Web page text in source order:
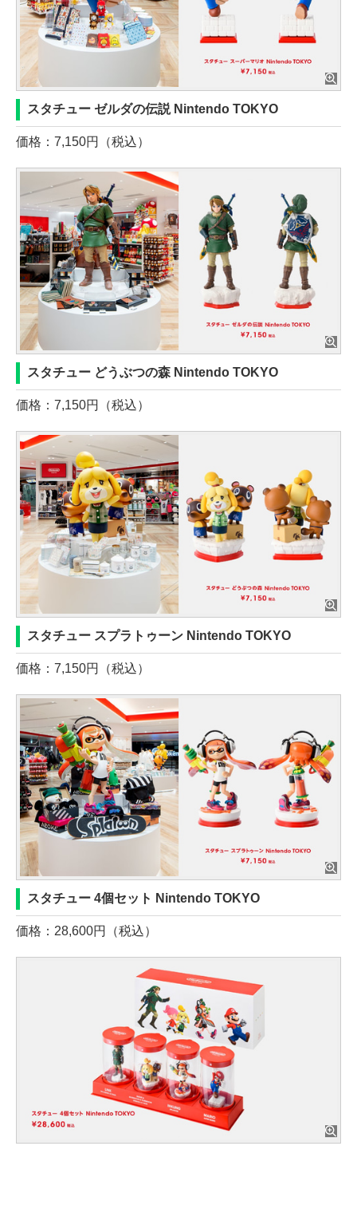
スタチュー ゼルダの伝説 Nintendo TOKYO
価格：7,150円（税込）
スタチュー どうぶつの森 Nintendo TOKYO
価格：7,150円（税込）
スタチュー スプラトゥーン Nintendo TOKYO
価格：7,150円（税込）
スタチュー 4個セット Nintendo TOKYO
価格：28,600円（税込）